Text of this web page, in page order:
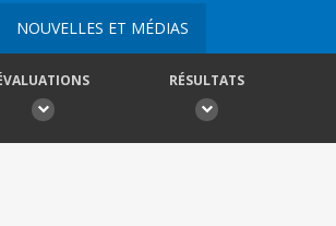
NOUVELLES ET MÉDIAS
RÉSULTATS